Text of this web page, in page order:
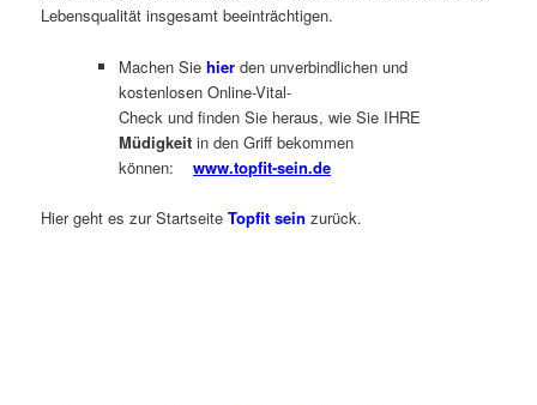
Lebensqualität insgesamt beeinträchtigen.
Machen Siehier den unverbindlichen und
kostenlosen Online-Vital-
Check und finden Sie heraus, wie Sie IHRE
Müdigkeitin den Griff bekommen
können:
www.topfit-sein.de
Hier geht es zur StartseiteTopfit sein zurück.